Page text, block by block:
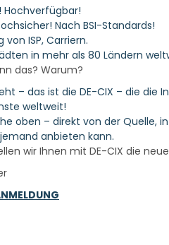
Hochverfügbar!
Nach BSI-Standards!
ISP, Carriern.
in mehr als 80 Ländern
das? Warum?
– das ist die DE-CIX – die
weltweit!
oben – direkt von der Quelle,
anbieten kann.
wir Ihnen mit DE-CIX die